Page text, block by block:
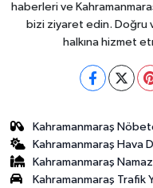
haberleri ve
bizi ziyaret edin. Doğru
halkına hizmet
Kahramanmaraş
Kahramanmaraş Hava
Kahramanmaraş
Kahramanmaraş Trafik